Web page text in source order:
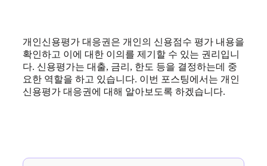
개인신용평가 대응권은 개인의 신용점수 평가 내용을
확인하고 이에 대한 이의를 제기할 수 있는 권리입니
다. 신용평가는 대출, 금리, 한도 등을 결정하는데 중
요한 역할을 하고 있습니다. 이번 포스팅에서는 개인
신용평가 대응권에 대해 알아보도록 하겠습니다.